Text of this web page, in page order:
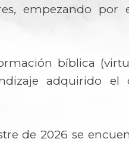
empezando por
bíblica
adquirido el
de 2026 se